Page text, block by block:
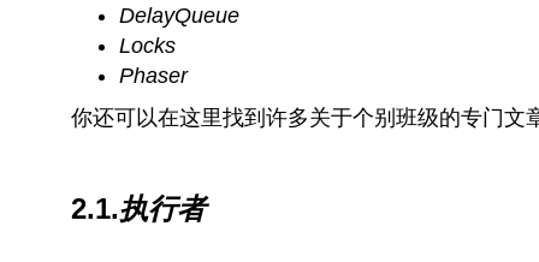
DelayQueue
Locks
Phaser
你还可以在这里找到许多关于个别班级的专门文
2.1.执行者